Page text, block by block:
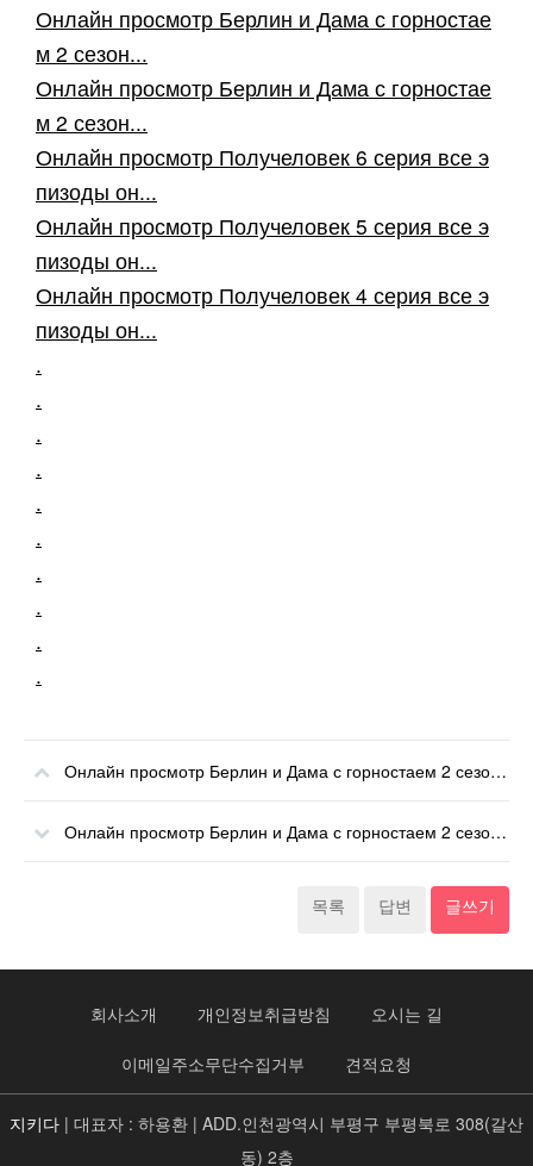
Онлайн просмотр Берлин и Дама с горностае
м 2 сезон...
Онлайн просмотр Берлин и Дама с горностае
м 2 сезон...
Онлайн просмотр Получеловек 6 серия все э
пизоды он...
Онлайн просмотр Получеловек 5 серия все э
пизоды он...
Онлайн просмотр Получеловек 4 серия все э
пизоды он...
.
.
.
.
.
.
.
.
.
.
Онлайн просмотр Берлин и Дама с горностаем 2 сезон 8 серия все эпизоды онлайн
Онлайн просмотр Берлин и Дама с горностаем 2 сезон 6 серия все эпизоды онлайн
목록 답변 글쓰기
회사소개 개인정보취급방침 오시는 길
이메일주소무단수집거부 견적요청
지키다 | 대표자 : 하용환 | ADD.인천광역시 부평구 부평북로 308(갈산
동) 2층